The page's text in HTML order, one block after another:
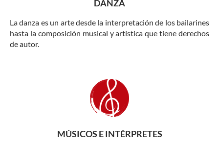
DANZA
La danza es un arte desde la interpretación de los bailarines
hasta la composición musical y artística que tiene derechos
de autor.
MÚSICOS E INTÉRPRETES